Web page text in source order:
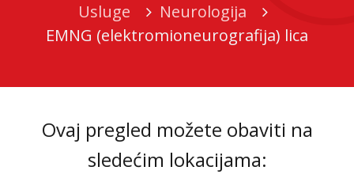
Usluge
Neurologija
EMNG (elektromioneurografija) lica
Ovaj pregled možete obaviti na
sledećim lokacijama: